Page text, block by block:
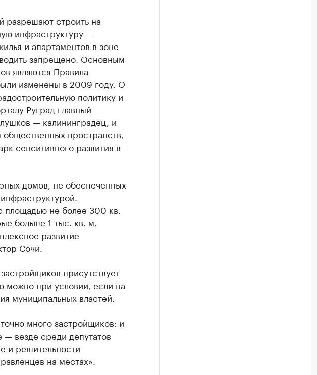
разрешают строить на
инфраструктуру —
и апартаментов в зоне
запрещено. Основным
являются Правила
изменены в 2009 году. О
политику и
Руград главный
— калининградец, и
пространств,
сенситивного развития в
домов, не обеспеченных
площадью не более 300 кв.
больше 1 тыс. кв. м.
развитие
Сочи.
присутствует
можно при условии, если на
муниципальных властей.
много застройщиков: и
везде среди депутатов
и решительности
на местах».